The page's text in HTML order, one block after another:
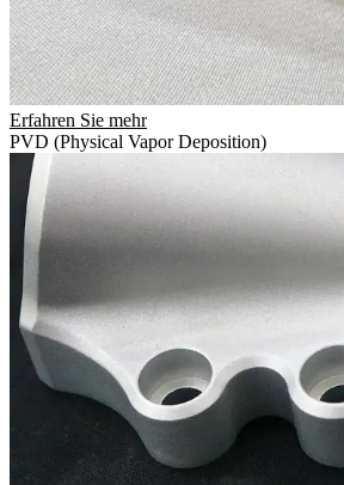
Erfahren Sie mehr
PVD (Physical Vapor Deposition)